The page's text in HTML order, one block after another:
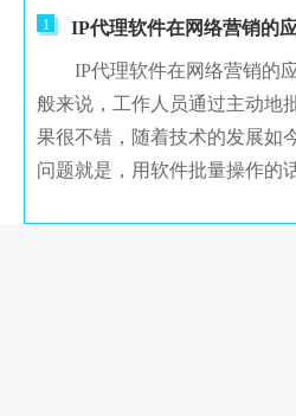
1 IP代理软件在网络营销的
IP代理软件在网络营销的应
般来说，工作人员通过主动地
果很不错，随着技术的发展如
问题就是，用软件批量操作的